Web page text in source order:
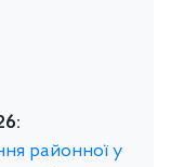
районної у